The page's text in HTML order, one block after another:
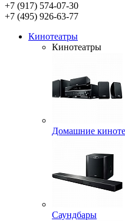
+7 (917) 574-07-30
+7 (495) 926-63-77
Кинотеатры
Кинотеатры
Домашние
Саундбары